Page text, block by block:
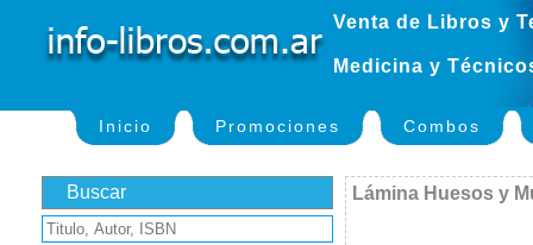
Venta de Libros y
Medicina y
Inicio Promociones Combos
Buscar Lámina Huesos y